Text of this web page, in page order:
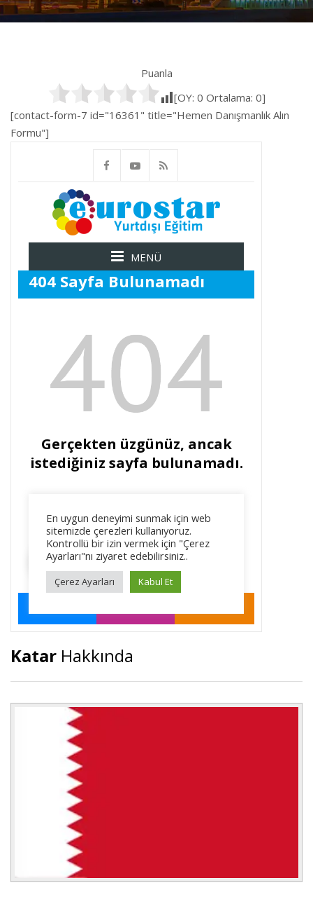
Puanla
[OY: 0 Ortalama: 0]
[contact-form-7 id="16361" title="Hemen Danışmanlık Alın
Formu"]
Katar Hakkında